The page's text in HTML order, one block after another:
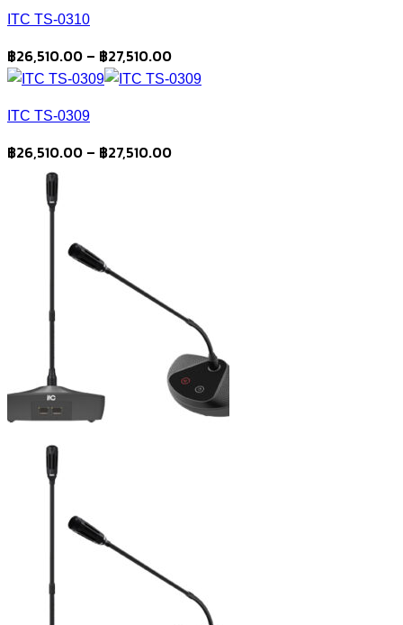
฿17,010.00
ITC TS-0310
฿26,510.00 – ฿27,510.00Price
range:
ITC TS-0309
฿26,510.00 – ฿27,510.00Price